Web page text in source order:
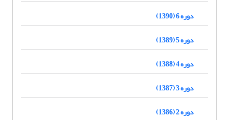
دوره 6 (1390)
دوره 5 (1389)
دوره 4 (1388)
دوره 3 (1387)
دوره 2 (1386)